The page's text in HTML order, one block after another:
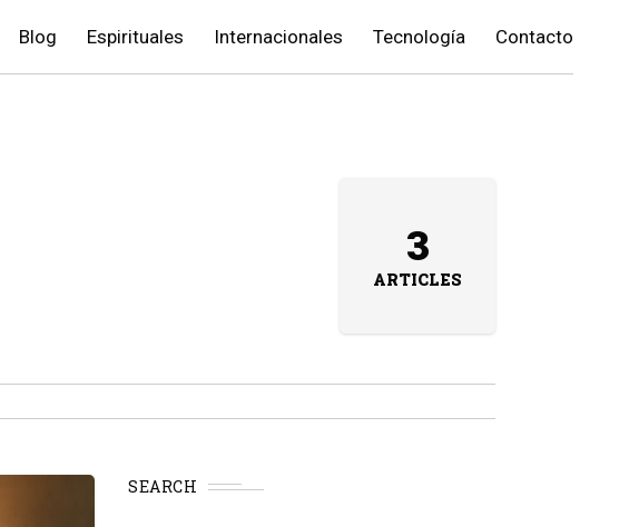
Blog Espirituales Internacionales Tecnología Contacto
3
ARTICLES
SEARCH